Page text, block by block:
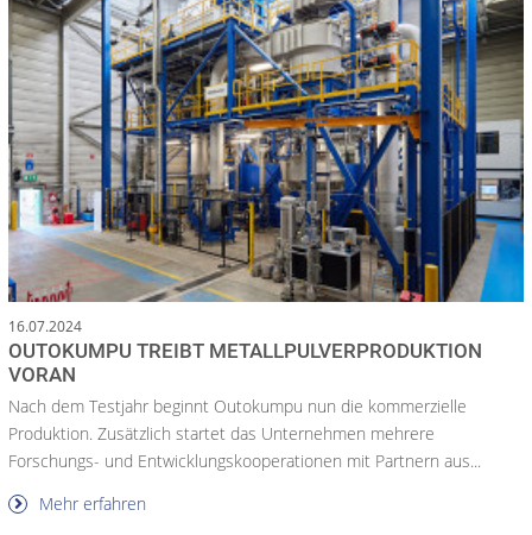
16.07.2024
OUTOKUMPU TREIBT METALLPULVERPRODUKTION
VORAN
Nach dem Testjahr beginnt Outokumpu nun die kommerzielle
Produktion. Zusätzlich startet das Unternehmen mehrere
Forschungs- und Entwicklungskooperationen mit Partnern aus...
Mehr erfahren